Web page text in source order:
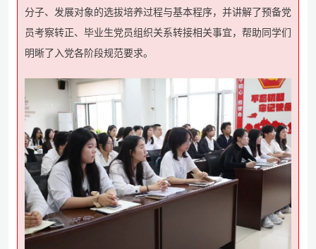
分子、发展对象的选拔培养过程与基本程序，并讲解了预备党
员考察转正、毕业生党员组织关系转接相关事宜，帮助同学们
明晰了入党各阶段规范要求。